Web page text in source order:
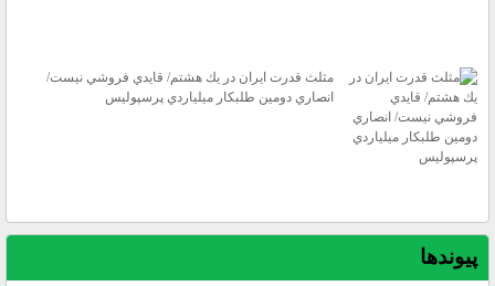
مثلث قدرت ايران در يك هشتم/ قايدي فروشي نيست/
انصاري دومين طلبكار ميلياردي پرسپوليس
پيوندها